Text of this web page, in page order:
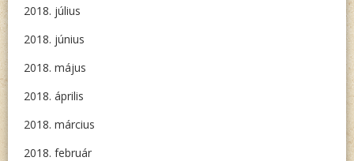
2018. július
2018. június
2018. május
2018. április
2018. március
2018. február